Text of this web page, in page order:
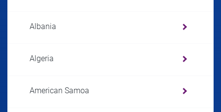
Albania
Algeria
American Samoa